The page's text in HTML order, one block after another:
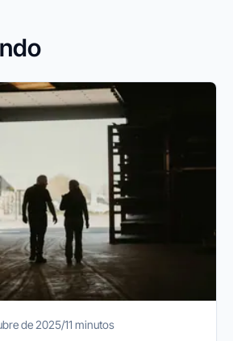
de 2025/11 minutos